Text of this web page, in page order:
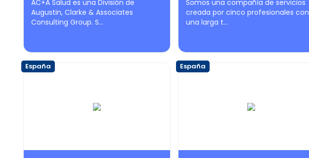
AC+A Salud es una División de
Augustin, Clarke & Associates
Consulting Group. S...
Somos una compañía de servicios
creada por cinco profesionales con
una larga t...
España España